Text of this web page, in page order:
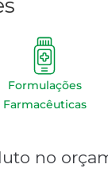
Formulações
Farmacêuticas
no